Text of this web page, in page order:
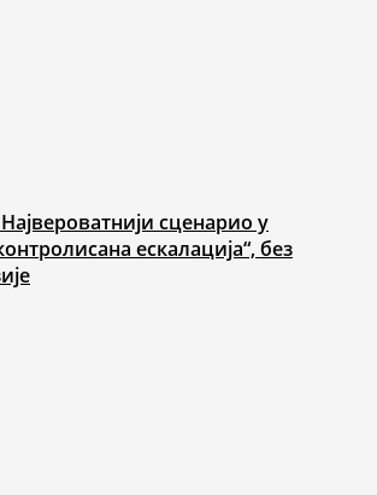
сценарио у
ескалација“, без